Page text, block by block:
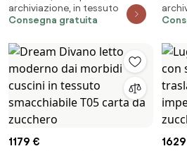
tessuto simil cotone
impermeabile T13 azzurro
archiviazione, in tessuto
Consegna gratuita
1179 €